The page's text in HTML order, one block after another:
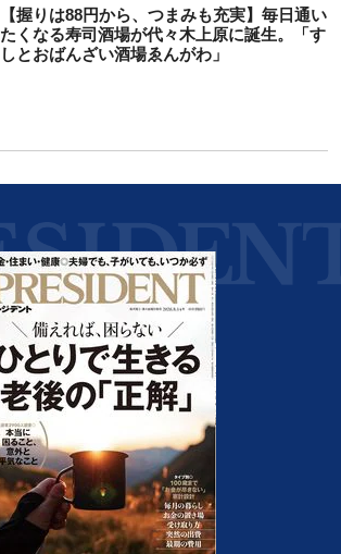
【握りは88円から、つまみも充実】毎日通い
たくなる寿司酒場が代々木上原に誕生。「す
しとおばんざい酒場ゑんがわ」